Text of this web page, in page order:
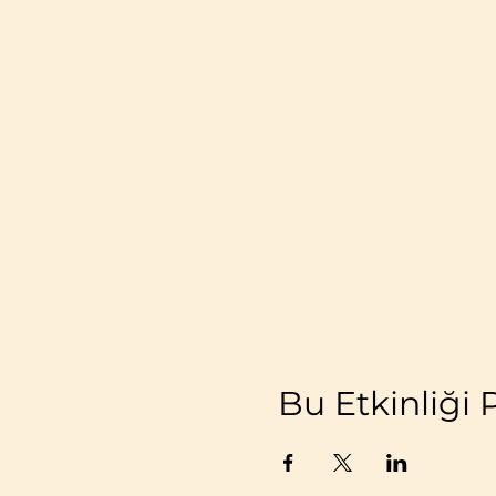
Bu Etkinliği